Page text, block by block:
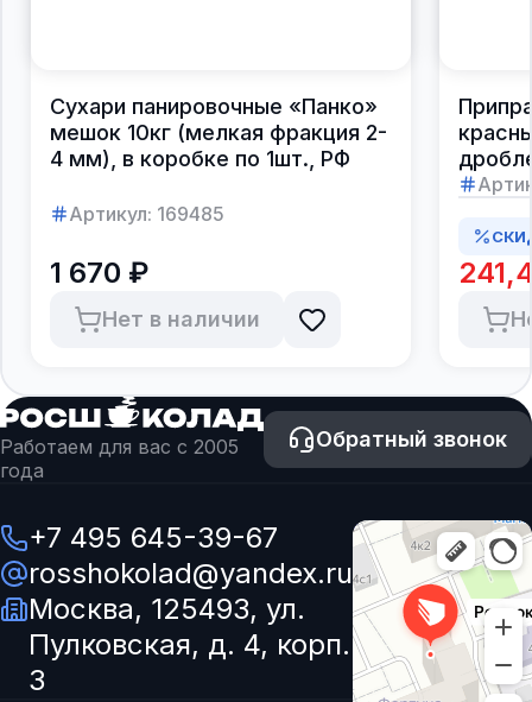
Сухари панировочные «Панко»
мешок 10кг (мелкая фракция 2-
4 мм), в коробке по 1шт., РФ
Артикул: 169485
1 670 ₽
Нет в наличии
Работаем для вас с 2005
года
Обратный звонок
+7 495 645-39-67
rosshokolad@yandex.ru
Москва, 125493, ул.
Пулковская, д. 4, корп.
3